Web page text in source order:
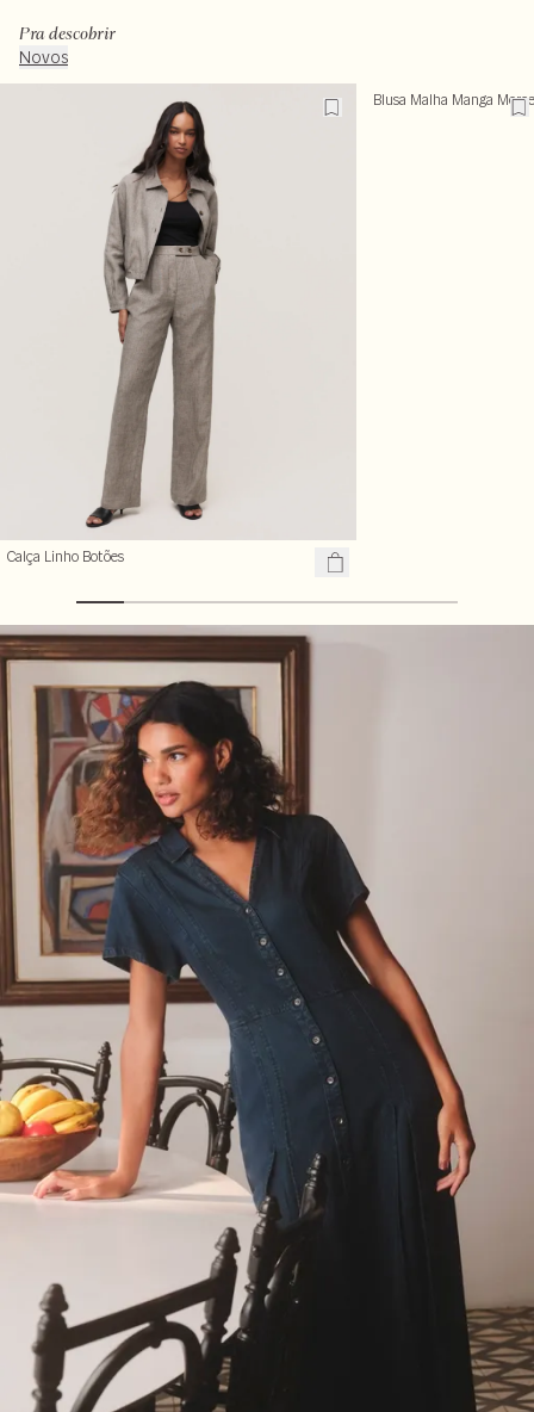
Pra descobrir
Novos
Calça Linho Botões
Blusa Malha Manga